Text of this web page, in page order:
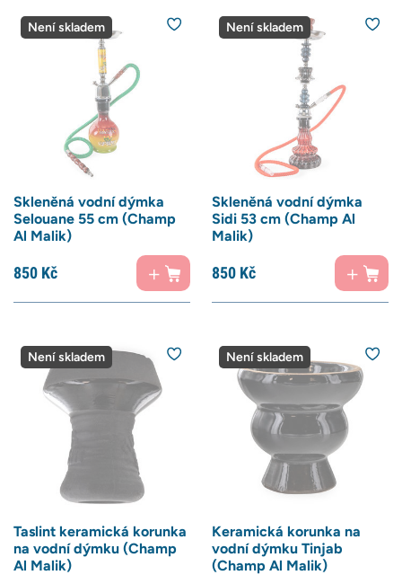
Není skladem
Skleněná vodní dýmka
Selouane 55 cm (Champ
Al Malik)
850 Kč
Není skladem
Skleněná vodní dýmka
Sidi 53 cm (Champ Al
Malik)
850 Kč
Není skladem
Taslint keramická korunka
na vodní dýmku (Champ
Al Malik)
Není skladem
Keramická korunka na
vodní dýmku Tinjab
(Champ Al Malik)